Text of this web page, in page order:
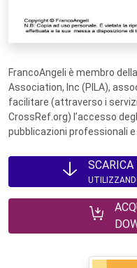
FrancoAngeli è membro
Association, Inc (PILA),
facilitare (attraverso i
CrossRef.org) l’accesso
pubblicazioni professionali
SCARICA